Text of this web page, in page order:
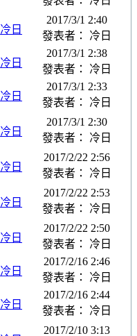
冷日
2017/3/1 2:40
發表者： 冷日
冷日
2017/3/1 2:38
發表者： 冷日
冷日
2017/3/1 2:33
發表者： 冷日
冷日
2017/3/1 2:30
發表者： 冷日
冷日
2017/2/22 2:56
發表者： 冷日
冷日
2017/2/22 2:53
發表者： 冷日
冷日
2017/2/22 2:50
發表者： 冷日
冷日
2017/2/16 2:46
發表者： 冷日
冷日
2017/2/16 2:44
發表者： 冷日
2017/2/10 3:13